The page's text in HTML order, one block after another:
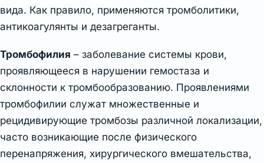
вида. Как правило, применяются тромболитики,
антикоагулянты и дезагреганты.
Тромбофилия – заболевание системы крови,
проявляющееся в нарушении гемостаза и
склонности к тромбообразованию. Проявлениями
тромбофилии служат множественные и
рецидивирующие тромбозы различной локализации,
часто возникающие после физического
перенапряжения, хирургического вмешательства,